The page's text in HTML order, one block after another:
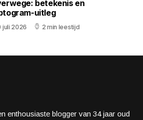
betekenis en
uitleg
juli 2026 2 min leestijd
enthousiaste blogger van 34 jaar oud